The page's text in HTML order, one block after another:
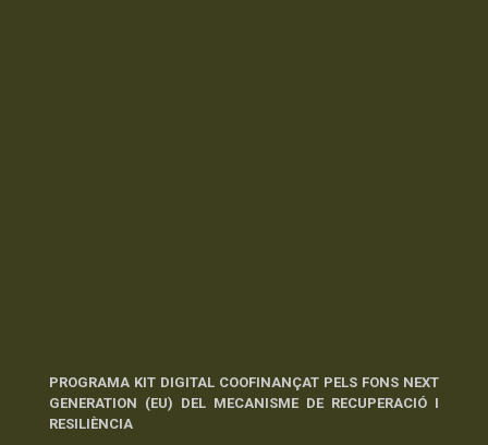
PROGRAMA KIT DIGITAL COOFINANÇAT PELS FONS NEXT
GENERATION (EU) DEL MECANISME DE RECUPERACIÓ I
RESILIÈNCIA